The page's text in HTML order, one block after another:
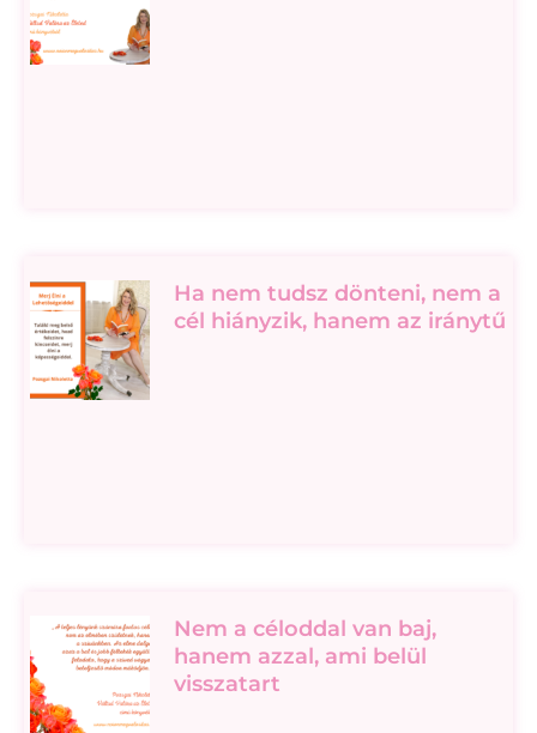
Ha nem tudsz dönteni, nem a
cél hiányzik, hanem az iránytű
Nem a céloddal van baj,
hanem azzal, ami belül
visszatart